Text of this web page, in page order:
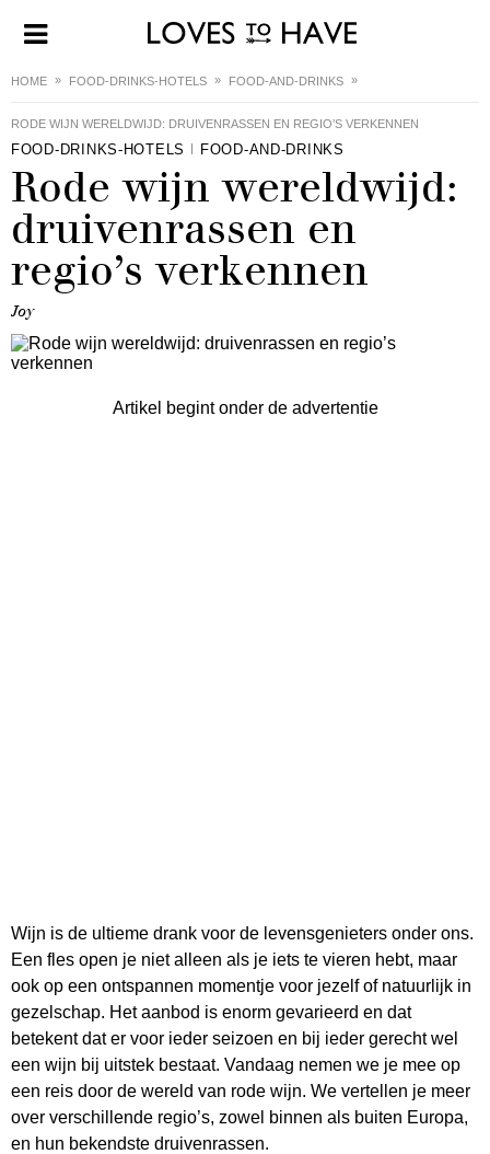
HOME FOOD-DRINKS-HOTELS FOOD-AND-DRINKS
RODE WIJN WERELDWIJD: DRUIVENRASSEN EN REGIO’S VERKENNEN
FOOD-DRINKS-HOTELS FOOD-AND-DRINKS
Rode wijn wereldwijd:
druivenrassen en
regio’s verkennen
Joy
Artikel begint onder de advertentie
Wijn is de ultieme drank voor de levensgenieters onder ons.
Een fles open je niet alleen als je iets te vieren hebt, maar
ook op een ontspannen momentje voor jezelf of natuurlijk in
gezelschap. Het aanbod is enorm gevarieerd en dat
betekent dat er voor ieder seizoen en bij ieder gerecht wel
een wijn bij uitstek bestaat. Vandaag nemen we je mee op
een reis door de wereld van rode wijn. We vertellen je meer
over verschillende regio’s, zowel binnen als buiten Europa,
en hun bekendste druivenrassen.